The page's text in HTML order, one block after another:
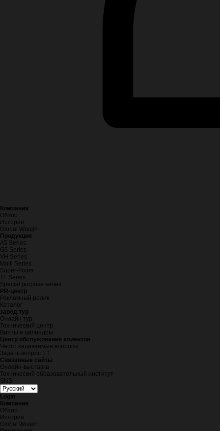
Компания
Обзор
История
Global Woojin
Продукция
A5 Series
G5 Series
VH Series
Multi Series
Super-Foam
TL Series
Special purpose series
PR-центр
Рекламный ролик
Каталог
завод тур
Онлайн тур
Технический центр
Винты и цилиндры
Центр обслуживания клиентов
Часто задаваемые вопросы
Задать вопрос 1:1
Связанные сайты
Онлайн-выставка
Технический образовательный институт
SNS
Login
Компания
Обзор
История
Global Woojin